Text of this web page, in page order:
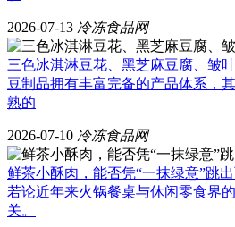
2026-07-13 冷冻食品网
三色冰淇淋豆花、黑芝麻豆腐、皱
豆制品拥有丰富完备的产品体系，
熟的
2026-07-10 冷冻食品网
鲜茶小酥肉，能否凭“一抹绿意”跳
若论近年来火锅餐桌与休闲零食界
关。